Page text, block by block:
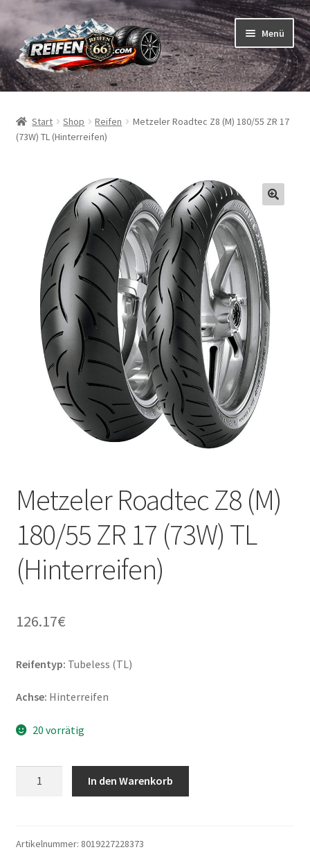
Zur
Navigation
springen
Zum
Inhalt
springen
Menü
Reifen
Schläuche
Marken
Reifentests
Kontakt
Start Shop Reifen
Metzeler Roadtec Z8 (M) 180/55 ZR 17
(73W) TL (Hinterreifen)
Metzeler Roadtec Z8 (M)
180/55 ZR 17 (73W) TL
(Hinterreifen)
126.17€
Reifentyp: Tubeless (TL)
Achse: Hinterreifen
20 vorrätig
180/55
In den Warenkorb
Artikelnummer: 8019227228373